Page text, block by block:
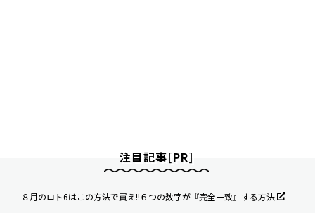
注目記事[PR]
８月のロト6はこの方法で買え!!６つの数字が『完全一致』する方法